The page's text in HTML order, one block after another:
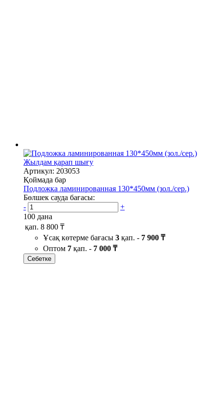
Жылдам қарап шығу
Артикул: 203053
Қоймада бар
Подложка ламинированная 130*450мм (зол./сер.)
Бөлшек сауда бағасы:
-
+
100 дана
қап. 8 800 ₸
Ұсақ көтерме бағасы 3 қап. - 7 900 ₸
Оптом 7 қап. - 7 000 ₸
Себетке